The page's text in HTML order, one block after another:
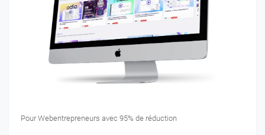
Pour Webentrepreneurs avec 95% de réduction